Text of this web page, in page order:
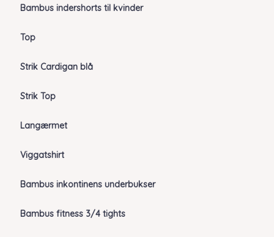
Bambus indershorts til kvinder
Top
Strik Cardigan blå
Strik Top
Langærmet
Viggatshirt
Bambus inkontinens underbukser
Bambus fitness 3/4 tights